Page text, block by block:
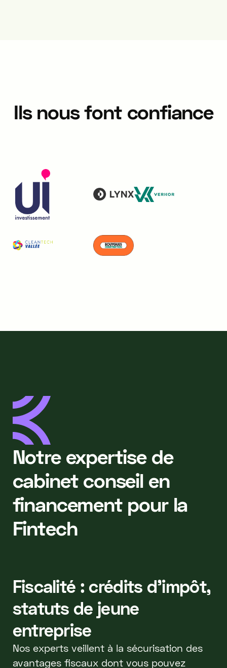
Ils nous font confiance
Notre expertise de
cabinet conseil en
financement pour la
Fintech
Fiscalité : crédits d'impôt,
statuts de jeune
entreprise
Nos experts veillent à la sécurisation des
avantages fiscaux dont vous pouvez